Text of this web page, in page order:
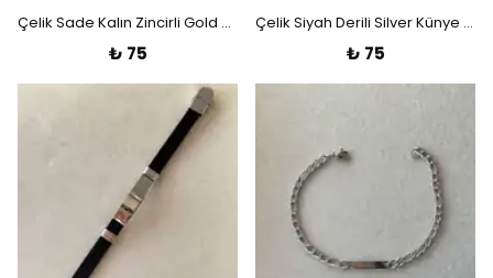
Çelik Sade Kalın Zincirli Gold Künye Bileklik
₺ 75
Çelik Siyah Derili Silver Künye Bileklik
₺ 75